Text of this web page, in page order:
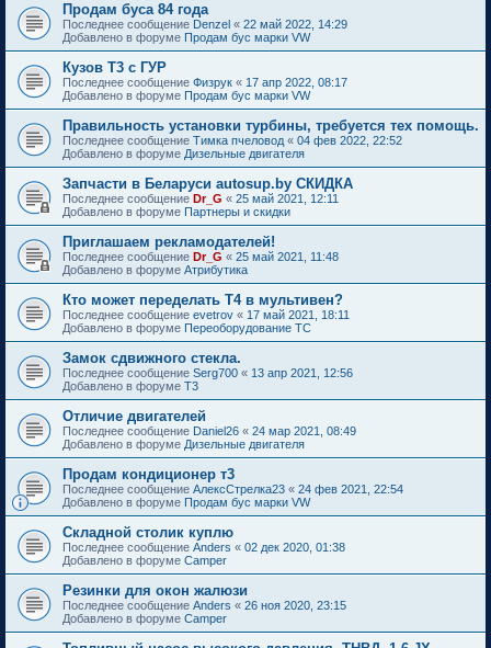
Продам буса 84 года
Последнее сообщение Denzel « 22 май 2022, 14:29
Добавлено в форуме Продам бус марки VW
Кузов Т3 с ГУР
Последнее сообщение Физрук « 17 апр 2022, 08:17
Добавлено в форуме Продам бус марки VW
Правильность установки турбины, требуется тех помощь.
Последнее сообщение Тимка пчеловод « 04 фев 2022, 22:52
Добавлено в форуме Дизельные двигателя
Запчасти в Беларуси autosup.by СКИДКА
Последнее сообщение Dr_G « 25 май 2021, 12:11
Добавлено в форуме Партнеры и скидки
Приглашаем рекламодателей!
Последнее сообщение Dr_G « 25 май 2021, 11:48
Добавлено в форуме Атрибутика
Кто может переделать Т4 в мультивен?
Последнее сообщение evetrov « 17 май 2021, 18:11
Добавлено в форуме Переоборудование ТС
Замок сдвижного стекла.
Последнее сообщение Serg700 « 13 апр 2021, 12:56
Добавлено в форуме T3
Отличие двигателей
Последнее сообщение Daniel26 « 24 мар 2021, 08:49
Добавлено в форуме Дизельные двигателя
Продам кондиционер т3
Последнее сообщение АлексСтрелка23 « 24 фев 2021, 22:54
Добавлено в форуме Продам бус марки VW
Складной столик куплю
Последнее сообщение Anders « 02 дек 2020, 01:38
Добавлено в форуме Camper
Резинки для окон жалюзи
Последнее сообщение Anders « 26 ноя 2020, 23:15
Добавлено в форуме Camper